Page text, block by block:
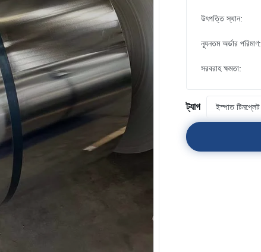
উৎপত্তি স্থান:
ন্যূনতম অর্ডার পরিমাণ:
সরবরাহ ক্ষমতা:
ট্যাগ ইস্পাত টিনপ্লেট